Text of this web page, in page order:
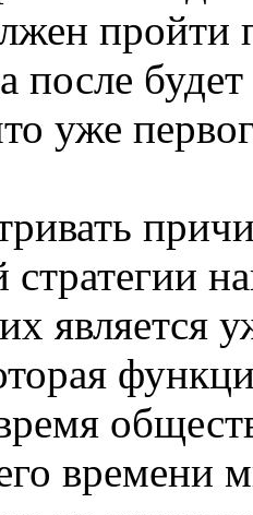
пройти
после
уже
стратегии
является
времени